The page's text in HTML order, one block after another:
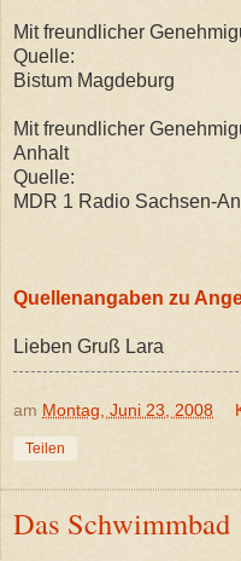
Mit freundlicher
Quelle:
Bistum Magdeburg
Mit freundlicher
Anhalt
Quelle:
MDR 1 Radio Sachsen-
Quellenangaben zu
Lieben Gruß Lara
am Montag, Juni 23, 2008
Teilen
Das Schwimmbad